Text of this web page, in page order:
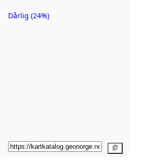
Metadatakvalitet
Dårlig (24%)